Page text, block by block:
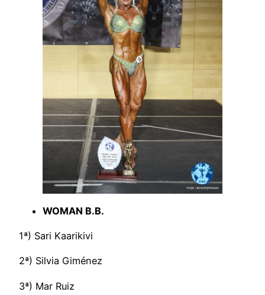
WOMAN B.B.
1ª) Sari Kaarikivi
2ª) Silvia Giménez
3ª) Mar Ruiz